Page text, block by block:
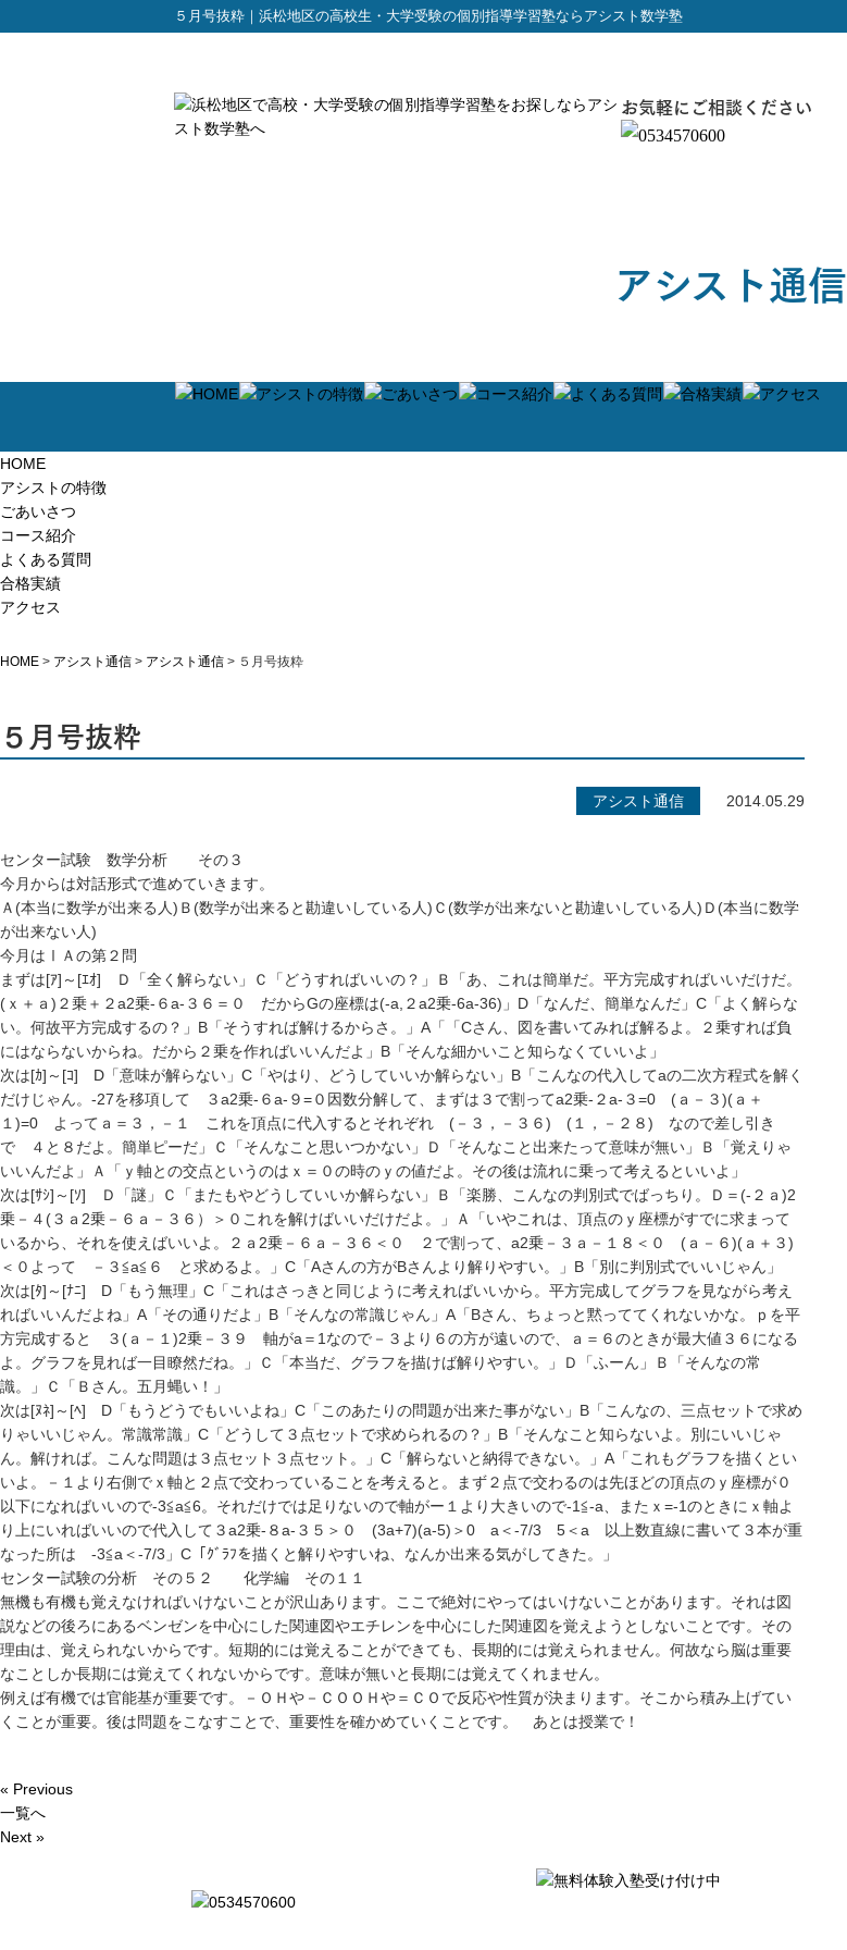
５月号抜粋｜浜松地区の高校生・大学受験の個別指導学習塾ならアシスト数学塾
お気軽にご相談ください
アシスト通信
HOME
アシストの特徴
ごあいさつ
コース紹介
よくある質問
合格実績
アクセス
HOME > アシスト通信 > アシスト通信 > ５月号抜粋
５月号抜粋
アシスト通信 2014.05.29
センター試験 数学分析 その３
今月からは対話形式で進めていきます。
Ａ(本当に数学が出来る人)Ｂ(数学が出来ると勘違いしている人)Ｃ(数学が出来ないと勘違いしている人)Ｄ(本当に数学
が出来ない人)
今月はⅠＡの第２問
まずは[ｱ]～[ｴｵ] Ｄ「全く解らない」Ｃ「どうすればいいの？」Ｂ「あ、これは簡単だ。平方完成すればいいだけだ。
(ｘ＋ａ)２乗＋２a2乗-６a-３６＝０ だからGの座標は(-a,２a2乗-6a-36)」D「なんだ、簡単なんだ」C「よく解らな
い。何故平方完成するの？」B「そうすれば解けるからさ。」A「「Cさん、図を書いてみれば解るよ。２乗すれば負
にはならないからね。だから２乗を作ればいいんだよ」B「そんな細かいこと知らなくていいよ」
次は[ｶ]～[ｺ] D「意味が解らない」C「やはり、どうしていいか解らない」B「こんなの代入してaの二次方程式を解く
だけじゃん。-27を移項して ３a2乗-６a-９=０因数分解して、まずは３で割ってa2乗-２a-３=0 (ａ－３)(ａ＋
１)=0 よってａ＝３，－１ これを頂点に代入するとそれぞれ (－３，－３６) (１，－２８) なので差し引き
で ４と８だよ。簡単ピーだ」Ｃ「そんなこと思いつかない」Ｄ「そんなこと出来たって意味が無い」Ｂ「覚えりゃ
いいんだよ」Ａ「ｙ軸との交点というのはｘ＝０の時のｙの値だよ。その後は流れに乗って考えるといいよ」
次は[ｻｼ]～[ｿ] Ｄ「謎」Ｃ「またもやどうしていいか解らない」Ｂ「楽勝、こんなの判別式でばっちり。Ｄ＝(-２ａ)2
乗－４(３ａ2乗－６ａ－３６）＞０これを解けばいいだけだよ。」Ａ「いやこれは、頂点のｙ座標がすでに求まって
いるから、それを使えばいいよ。２ａ2乗－６ａ－３６＜０ ２で割って、a2乗－３ａ－１８＜０ (ａ－６)(ａ＋３)
＜０よって －３≦a≦６ と求めるよ。」C「Aさんの方がBさんより解りやすい。」B「別に判別式でいいじゃん」
次は[ﾀ]～[ﾅﾆ] D「もう無理」C「これはさっきと同じように考えればいいから。平方完成してグラフを見ながら考え
ればいいんだよね」A「その通りだよ」B「そんなの常識じゃん」A「Bさん、ちょっと黙っててくれないかな。ｐを平
方完成すると ３(ａ－１)2乗－３９ 軸がa＝1なので－３より６の方が遠いので、ａ＝６のときが最大値３６になる
よ。グラフを見れば一目瞭然だね。」Ｃ「本当だ、グラフを描けば解りやすい。」Ｄ「ふーん」Ｂ「そんなの常
識。」Ｃ「Ｂさん。五月蝿い！」
次は[ﾇﾈ]～[ﾍ] D「もうどうでもいいよね」C「このあたりの問題が出来た事がない」B「こんなの、三点セットで求め
りゃいいじゃん。常識常識」C「どうして３点セットで求められるの？」B「そんなこと知らないよ。別にいいじゃ
ん。解ければ。こんな問題は３点セット３点セット。」C「解らないと納得できない。」A「これもグラフを描くとい
いよ。－１より右側でｘ軸と２点で交わっていることを考えると。まず２点で交わるのは先ほどの頂点のｙ座標が０
以下になればいいので-3≦a≦6。それだけでは足りないので軸がー１より大きいので-1≦-a、またｘ=-1のときにｘ軸よ
り上にいればいいので代入して３a2乗-８a-３５＞０ (3a+7)(a-5)＞0 a＜-7/3 5＜a 以上数直線に書いて３本が重
なった所は -3≦a＜-7/3」C「ｸﾞﾗﾌを描くと解りやすいね、なんか出来る気がしてきた。」
センター試験の分析 その５２ 化学編 その１１
無機も有機も覚えなければいけないことが沢山あります。ここで絶対にやってはいけないことがあります。それは図
説などの後ろにあるベンゼンを中心にした関連図やエチレンを中心にした関連図を覚えようとしないことです。その
理由は、覚えられないからです。短期的には覚えることができても、長期的には覚えられません。何故なら脳は重要
なことしか長期には覚えてくれないからです。意味が無いと長期には覚えてくれません。
例えば有機では官能基が重要です。－ＯＨや－ＣＯＯＨや＝ＣＯで反応や性質が決まります。そこから積み上げてい
くことが重要。後は問題をこなすことで、重要性を確かめていくことです。 あとは授業で！
« Previous
一覧へ
Next »